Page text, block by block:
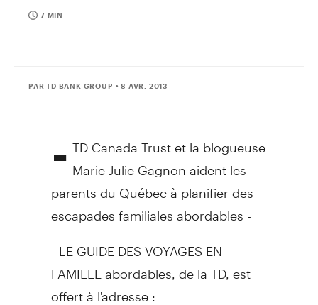
7 MIN
PAR TD BANK GROUP • 8 AVR. 2013
- TD Canada Trust et la blogueuse
Marie-Julie Gagnon aident les
parents du Québec à planifier des
escapades familiales abordables -
- LE GUIDE DES VOYAGES EN
FAMILLE abordables, de la TD, est
offert à l'adresse :